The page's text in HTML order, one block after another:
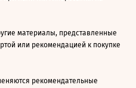
материалы, представленные
или рекомендацией к покупке
рекомендательные